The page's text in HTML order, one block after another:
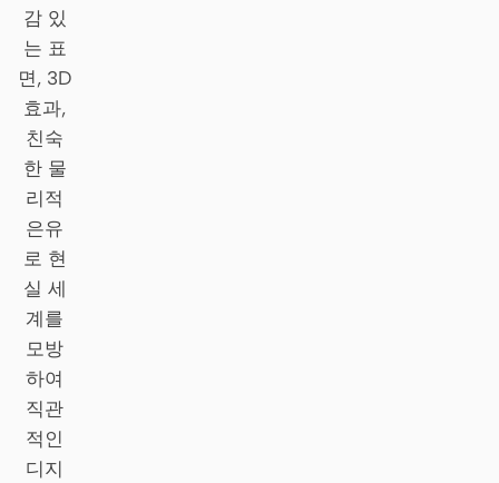
DeepSeek Reasonix
Hermes
Devin for Terminal
Pi
Kiro CLI
Kilo
Mistral Vibe CLI
Qoder CLI
감 있
는 표
면, 3D
효과,
친숙
한 물
리적
은유
로 현
실 세
계를
모방
하여
직관
적인
디지